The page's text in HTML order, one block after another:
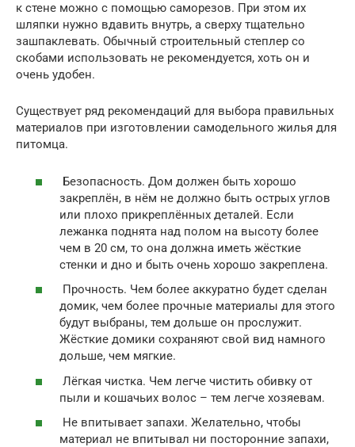
к стене можно с помощью саморезов. При этом их
шляпки нужно вдавить внутрь, а сверху тщательно
зашпаклевать. Обычный строительный степлер со
скобами использовать не рекомендуется, хоть он и
очень удобен.
Существует ряд рекомендаций для выбора правильных
материалов при изготовлении самодельного жилья для
питомца.
Безопасность. Дом должен быть хорошо
закреплён, в нём не должно быть острых углов
или плохо прикреплённых деталей. Если
лежанка поднята над полом на высоту более
чем в 20 см, то она должна иметь жёсткие
стенки и дно и быть очень хорошо закреплена.
Прочность. Чем более аккуратно будет сделан
домик, чем более прочные материалы для этого
будут выбраны, тем дольше он прослужит.
Жёсткие домики сохраняют свой вид намного
дольше, чем мягкие.
Лёгкая чистка. Чем легче чистить обивку от
пыли и кошачьих волос – тем легче хозяевам.
Не впитывает запахи. Желательно, чтобы
материал не впитывал ни посторонние запахи,